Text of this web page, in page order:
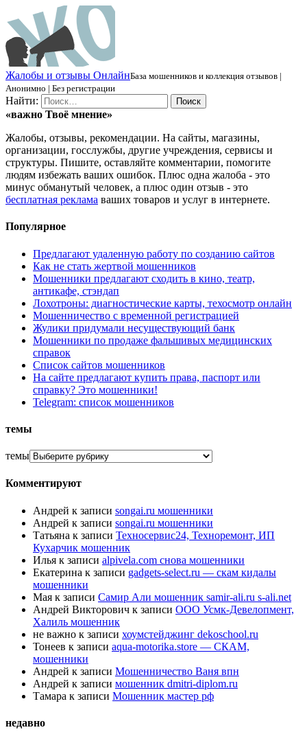
Жалобы и отзывы ОнлайнБаза мошенников и коллекция отзывов |
Анонимно | Без регистрации
Найти:
«важно Твоё мнение»
Жалобы, отзывы, рекомендации. На сайты, магазины,
организации, госслужбы, другие учреждения, сервисы и
структуры. Пишите, оставляйте комментарии, помогите
людям избежать ваших ошибок. Плюс одна жалоба - это
минус обманутый человек, а плюс один отзыв - это
бесплатная реклама ваших товаров и услуг в интернете.
Популярное
Предлагают удаленную работу по созданию сайтов
Как не стать жертвой мошенников
Мошенники предлагают сходить в кино, театр,
антикафе, стэндап
Лохотроны: диагностические карты, техосмотр онлайн
Мошенничество с временной регистрацией
Жулики придумали несуществующий банк
Мошенники по продаже фальшивых медицинских
справок
Список сайтов мошенников
На сайте предлагают купить права, паспорт или
справку? Это мошенники!
Telegram: список мошенников
темы
темы
Комментируют
Андрей к записи songai.ru мошенники
Андрей к записи songai.ru мошенники
Татьяна к записи Техносервис24, Техноремонт, ИП
Кухарчик мошенник
Илья к записи alpivela.com снова мошенники
Екатерина к записи gadgets-select.ru — скам кидалы
мошенники
Мая к записи Самир Али мошенник samir-ali.ru s-ali.net
Андрей Викторович к записи ООО Усмк-Девелопмент,
Халиль мошенник
не важно к записи хоумстейджинг dekoschool.ru
Тонеев к записи aqua-motorika.store — СКАМ,
мошенники
Андрей к записи Мошенничество Ваня впн
Андрей к записи мошенник dmitri-diplom.ru
Тамара к записи Мошенник мастер рф
недавно